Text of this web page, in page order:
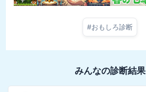
#おもしろ診断
みんなの診断結果